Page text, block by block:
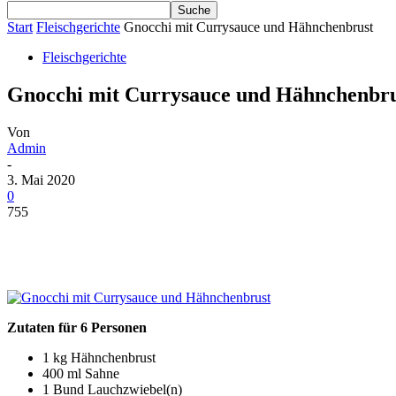
Start Fleischgerichte Gnocchi mit Currysauce und Hähnchenbrust
Fleischgerichte
Gnocchi mit Currysauce und
Von
Admin
-
3. Mai 2020
0
755
Zutaten für 6 Personen
1 kg Hähnchenbrust
400 ml Sahne
1 Bund Lauchzwiebel(n)